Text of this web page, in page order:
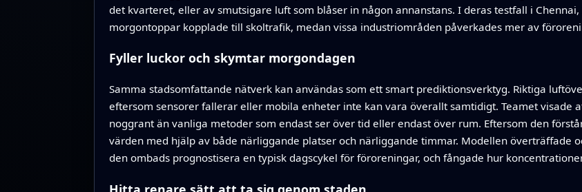
det kvarteret, eller av smutsigare luft som blåser in någon annanstans. I deras testfall i
morgontoppar kopplade till skoltrafik, medan vissa industriområden påverkades mer av
Fyller luckor och skymtar morgondagen
Samma stadsomfattande nätverk kan användas som ett smart prediktionsverktyg. Riktiga
eftersom sensorer fallerar eller mobila enheter inte kan vara överallt samtidigt. Teamet visade
noggrant än vanliga metoder som endast ser över tid eller endast över rum. Eftersom den
värden med hjälp av både närliggande platser och närliggande timmar. Modellen överträffade
den ombads prognostisera en typisk dagscykel för föroreningar, och fångade hur